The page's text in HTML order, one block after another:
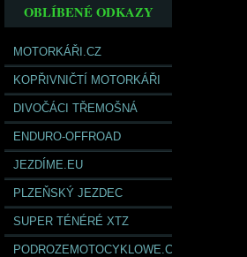
OBLÍBENÉ ODKAZY
MOTORKÁŘI.CZ
KOPŘIVNIČTÍ MOTORKÁŘI
DIVOČÁCI TŘEMOŠNÁ
ENDURO-OFFROAD
JEZDÍME.EU
PLZEŇSKÝ JEZDEC
SUPER TÉNÉRÉ XTZ
PODROZEMOTOCYKLOWE.COM